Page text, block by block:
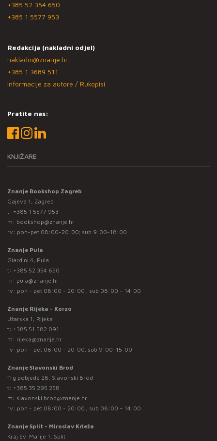
+385 52 354 650
+385 1 5577 953
Redakcija (nakladni odjel)
nakladni@znanje.hr
+385 1 3689 511
Informacije za autore / Rukopisi
Pratite nas:
KNJIŽARE
Znanje Bookshop Zagreb
Gajeva 1, Zagreb
t: +385 1 5577 953
m: bookshop@znanje.hr
rv: pon-pet 08:00-20:00; sub 9:00-18:00
Znanje Pula
Giardini 4, Pula
t: +385 52 354 650
m: pula@znanje.hr
rv: pon - pet 08:00 - 20:00 ; sub 08:00 – 14:00
Znanje Rijeka - Korzo
Užarska 1, Rijeka
t: +385 51 582 091
m: rijeka@znanje.hr
rv: pon - pet 08:00 - 20:00; sub 9:00-15:00
Znanje Slavonski Brod
Trg pobjede 28, Slavonski Brod
t: +385 35 295 258
m: slavonski.brod@znanje.hr
rv: pon - pet 08:00 - 20:00 ; sub 08:00 – 14:00
Znanje Split - Miroslav Krleža
Kraj Sv. Marije 1, Split